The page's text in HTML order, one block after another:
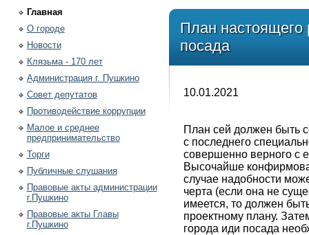
Главная
О городе
Новости
Клязьма - 170 лет
Администрация г. Пушкино
Совет депутатов
Противодействие коррупции
Малое и среднее
предпринимательство
Торги
Публичные слушания
Правовые акты администрации
г.Пушкино
Правовые акты Главы
г.Пушкино
План настоящего
посада
10.01.2021
План сей должен быть
с последнего
совершенно верного с
Высочайше
случае надобности
черта (если она не
имеется, то должен
проектному плану.
города иди посада